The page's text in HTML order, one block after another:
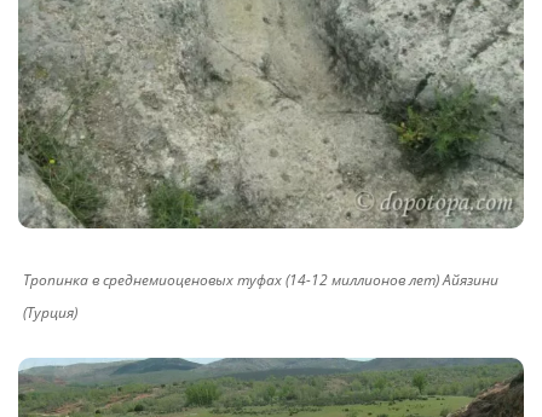
Тропинка в среднемиоценовых туфах (14-12 миллионов лет) Айязини
(Турция)